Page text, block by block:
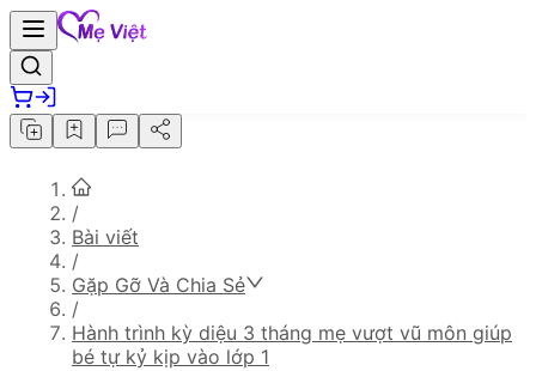
/
Bài viết
/
Gặp Gỡ Và Chia Sẻ
/
Hành trình kỳ diệu 3 tháng mẹ vượt vũ môn giúp
bé tự kỷ kịp vào lớp 1